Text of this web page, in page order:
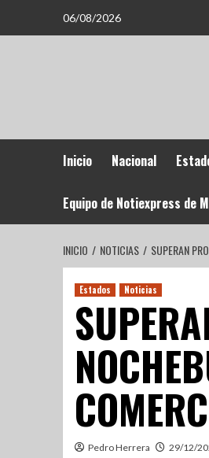
06/08/2026
Inicio Nacional
Equipo de Notiexpress de
INICIO NOTICIAS SUPERAN
Estados Noticias
Pedro Herrera 29/12/